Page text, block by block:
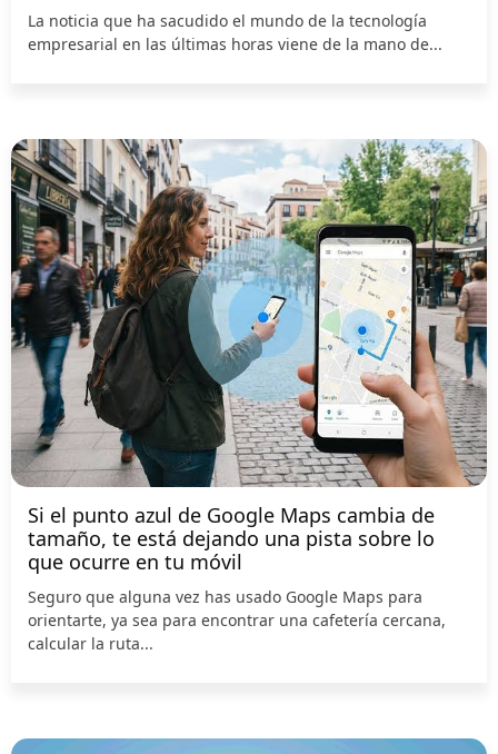
La noticia que ha sacudido el mundo de la tecnología
empresarial en las últimas horas viene de la mano de...
Si el punto azul de Google Maps cambia de
tamaño, te está dejando una pista sobre lo
que ocurre en tu móvil
Seguro que alguna vez has usado Google Maps para
orientarte, ya sea para encontrar una cafetería cercana,
calcular la ruta...